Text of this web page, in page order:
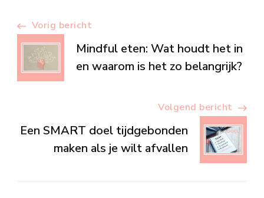
Berichtnavigatie
Vorig bericht
Mindful eten: Wat houdt het in
en waarom is het zo belangrijk?
Volgend bericht
Een SMART doel tijdgebonden
maken als je wilt afvallen